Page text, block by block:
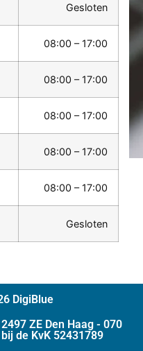
Gesloten
08:00 – 17:00
08:00 – 17:00
08:00 – 17:00
08:00 – 17:00
08:00 – 17:00
Gesloten
DigiBlue
ZE Den Haag - 070
de KvK 52431789